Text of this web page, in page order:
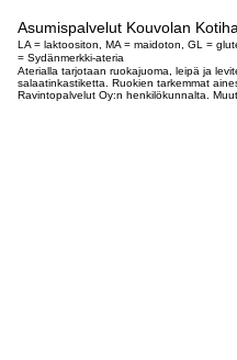
Asumispalvelut Kouvolan
LA = laktoositon, MA = maidoton, GL =
= Sydänmerkki-ateria
Aterialla tarjotaan ruokajuoma, leipä ja
salaatinkastiketta. Ruokien tarkemmat
Ravintopalvelut Oy:n henkilökunnalta.